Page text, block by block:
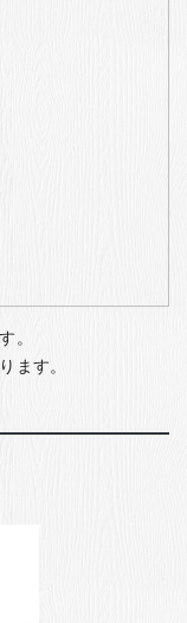
。
ます。